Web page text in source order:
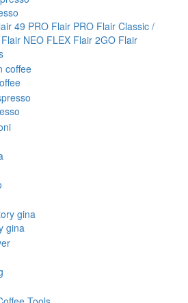
49 PRO Flair PRO Flair Classic /
Flair NEO FLEX Flair 2GO Flair
gina